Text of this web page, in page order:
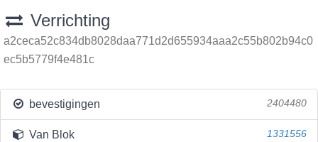
Verrichting
a2ceca52c834db8028daa771d2d655934aaa2c55b802b94c0
ec5b5779f4e481c
bevestigingen 2404480
Van Blok 1331556